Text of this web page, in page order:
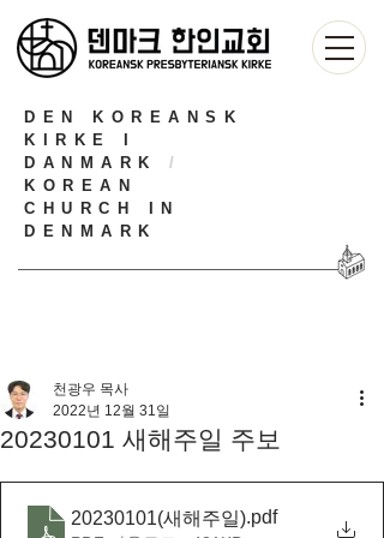
DEN KOREANSK
KIRKE I
DANMARK /
KOREAN
CHURCH IN
DENMARK
20230101 새해주일 주보
천광우 목사
2022년 12월 31일
20230101(새해주일).pdf